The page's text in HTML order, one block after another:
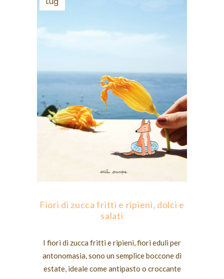
Fiori di zucca fritti e ripieni, dolci e
salati
I fiori di zucca fritti e ripieni, fiori eduli per
antonomasia, sono un semplice boccone di
estate, ideale come antipasto o croccante